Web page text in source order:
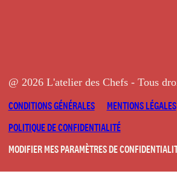
@ 2026 L'atelier des Chefs - Tous
CONDITIONS GÉNÉRALES
MENTIONS LÉGALES
POLITIQUE DE CONFIDENTIALITÉ
MODIFIER MES PARAMÈTRES DE